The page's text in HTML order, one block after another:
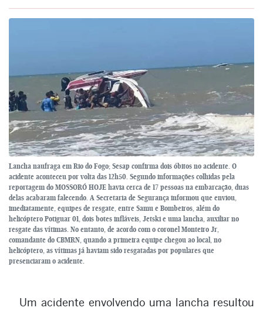
Lancha naufraga em Rio do Fogo; Sesap confirma dois óbitos no acidente. O
acidente aconteceu por volta das 12h50. Segundo informações colhidas pela
reportagem do MOSSORÓ HOJE havia cerca de 17 pessoas na embarcação, duas
delas acabaram falecendo. A Secretaria de Segurança informou que enviou,
imediatamente, equipes de resgate, entre Samu e Bombeiros, além do
helicóptero Potiguar 01, dois botes infláveis, Jetski e uma lancha, auxiliar no
resgate das vítimas. No entanto, de acordo com o coronel Monteiro Jr,
comandante do CBMRN, quando a primeira equipe chegou ao local, no
helicóptero, as vítimas já haviam sido resgatadas por populares que
presenciaram o acidente.
Um acidente envolvendo uma lancha resultou